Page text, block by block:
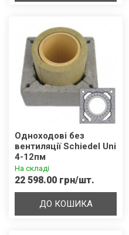
Одноходові без
вентиляції Schiedel Uni
4-12пм
На складі
22 598.00 грн/шт.
ДО КОШИКА